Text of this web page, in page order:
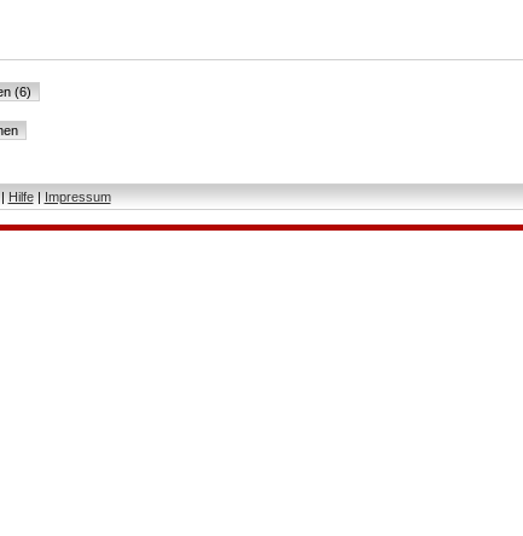
Hilfe| Impressum